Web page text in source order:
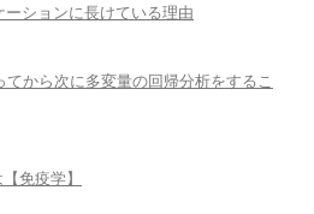
ションに長けている理由
から次に多変量の回帰分析をするこ
免疫学】